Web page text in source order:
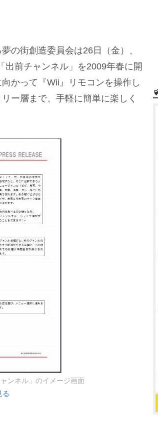
の街創造委員会は26日（金）、
出前チャンネル」を2009年春に開
かって『Wii』リモコンを操作し
ー層まで、手軽に簡単に楽しく
ンネル」のイメージ画面
る